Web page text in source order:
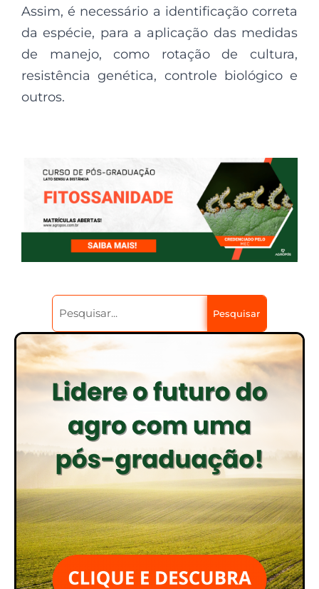
Assim, é necessário a identificação correta
da espécie, para a aplicação das medidas
de manejo, como rotação de cultura,
resistência genética, controle biológico e
outros.
Pesquisar